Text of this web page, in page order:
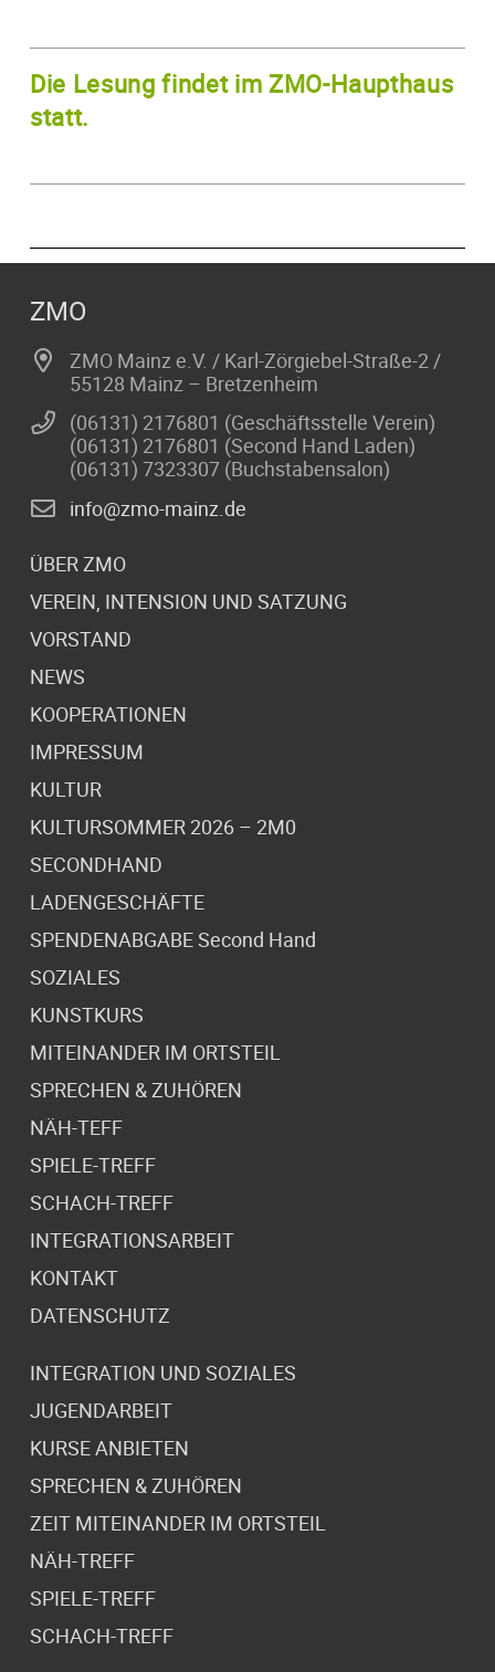
Die Lesung findet im ZMO-Haupthaus
statt.
ZMO
ZMO Mainz e.V. / Karl-Zörgiebel-Straße-2 /
55128 Mainz – Bretzenheim
(06131) 2176801 (Geschäftsstelle Verein)
(06131) 2176801 (Second Hand Laden)
(06131) 7323307 (Buchstabensalon)
info@zmo-mainz.de
ÜBER ZMO
VEREIN, INTENSION UND SATZUNG
VORSTAND
NEWS
KOOPERATIONEN
IMPRESSUM
KULTUR
KULTURSOMMER 2026 – 2M0
SECONDHAND
LADENGESCHÄFTE
SPENDENABGABE Second Hand
SOZIALES
KUNSTKURS
MITEINANDER IM ORTSTEIL
SPRECHEN & ZUHÖREN
NÄH-TEFF
SPIELE-TREFF
SCHACH-TREFF
INTEGRATIONSARBEIT
KONTAKT
DATENSCHUTZ
INTEGRATION UND SOZIALES
JUGENDARBEIT
KURSE ANBIETEN
SPRECHEN & ZUHÖREN
ZEIT MITEINANDER IM ORTSTEIL
NÄH-TREFF
SPIELE-TREFF
SCHACH-TREFF